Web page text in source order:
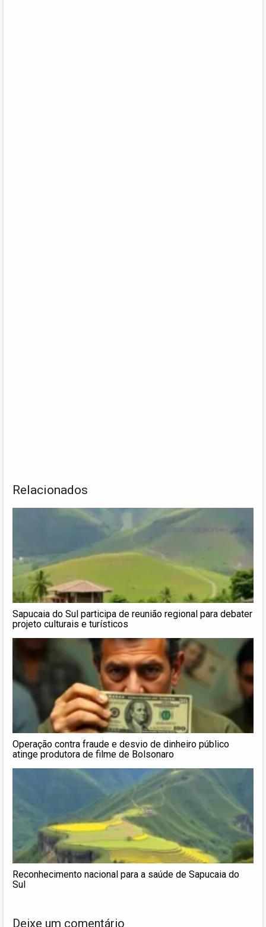
Relacionados
Sapucaia do Sul participa de reunião regional para debater
projeto culturais e turísticos
Operação contra fraude e desvio de dinheiro público
atinge produtora de filme de Bolsonaro
Reconhecimento nacional para a saúde de Sapucaia do
Sul
Deixe um comentário